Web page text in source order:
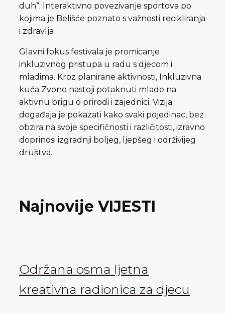
duh“: Interaktivno povezivanje sportova po
kojima je Belišće poznato s važnosti recikliranja
i zdravlja
Glavni fokus festivala je promicanje
inkluzivnog pristupa u radu s djecom i
mladima. Kroz planirane aktivnosti, Inkluzivna
kuća Zvono nastoji potaknuti mlade na
aktivnu brigu o prirodi i zajednici. Vizija
događaja je pokazati kako svaki pojedinac, bez
obzira na svoje specifičnosti i različitosti, izravno
doprinosi izgradnji boljeg, ljepšeg i održivijeg
društva.
Najnovije VIJESTI
Održana osma ljetna
kreativna radionica za djecu